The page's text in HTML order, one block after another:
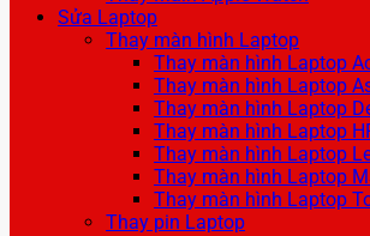
Sửa Laptop
Thay màn hình Laptop
Thay màn hình Laptop
Thay màn hình Laptop
Thay màn hình Laptop
Thay màn hình Laptop
Thay màn hình Laptop
Thay màn hình Laptop
Thay màn hình Laptop
Thay pin Laptop